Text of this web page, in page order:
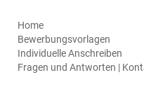
Home
Bewerbungsvorlagen
Individuelle Anschreiben
Fragen und Antworten |